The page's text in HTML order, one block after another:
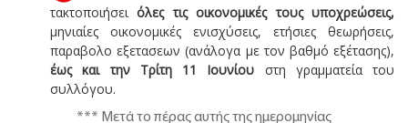
τακτοποιήσειόλες τις οικονομικές τους υποχρεώσεις,
μηνιαίες οικονομικές ενισχύσεις, ετήσιες θεωρήσεις,
παραβολο εξετασεων (ανάλογα με τον βαθμό εξέτασης),
έως και την Τρίτη 11 Ιουνίου στη γραμματεία του
συλλόγου.
*** Μετά το πέρας αυτής της ημερομηνίας